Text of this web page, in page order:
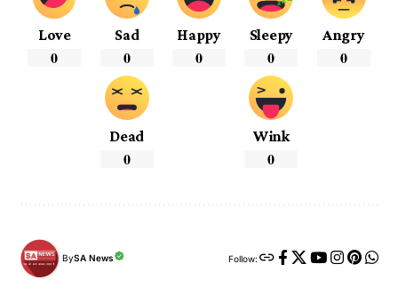
Love
0
Sad
0
Happy
0
Sleepy
0
Angry
0
Dead
0
Wink
0
BySA News Follow: